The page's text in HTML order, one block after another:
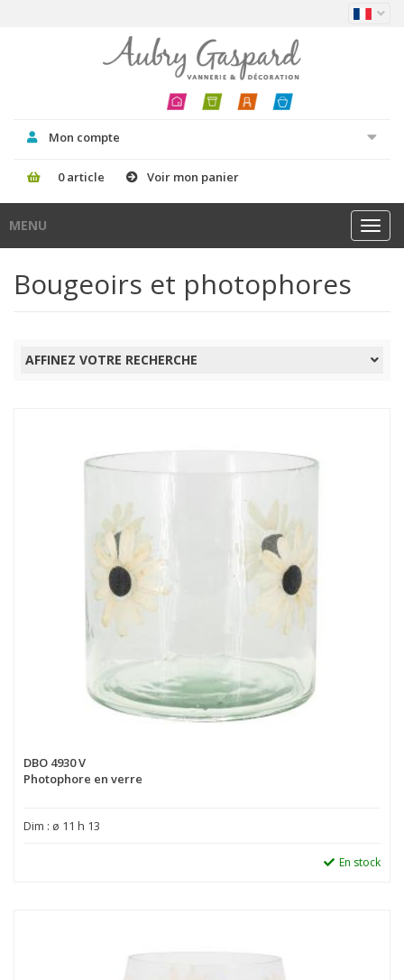
Mon compte
0 article Voir mon panier
MENU
Bougeoirs et photophores
AFFINEZ VOTRE RECHERCHE
DBO 4930 V
Photophore en verre
Dim : ø 11 h 13
En stock